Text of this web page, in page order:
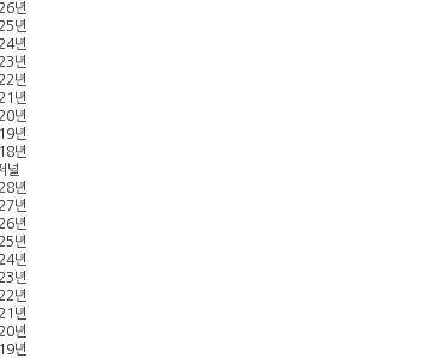
년
년
년
년
년
년
년
년
년
널
년
년
년
년
년
년
년
년
년
년